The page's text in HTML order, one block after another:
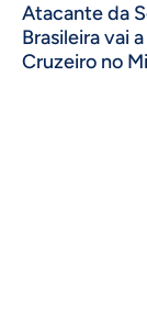
Atacante da
Brasileira vai
Cruzeiro no